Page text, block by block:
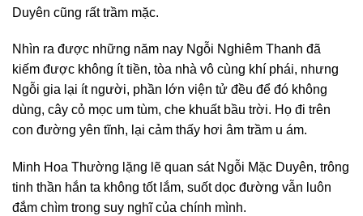
Duyên cũng rất trầm mặc.
Nhìn ra được những năm nay Ngỗi Nghiêm Thanh đã
kiếm được không ít tiền, tòa nhà vô cùng khí phái, nhưng
Ngỗi gia lại ít người, phần lớn viện tử đều để đó không
dùng, cây cỏ mọc um tùm, che khuất bầu trời. Họ đi trên
con đường yên tĩnh, lại cảm thấy hơi âm trầm u ám.
Minh Hoa Thường lặng lẽ quan sát Ngỗi Mặc Duyên, trông
tinh thần hắn ta không tốt lắm, suốt dọc đường vẫn luôn
đắm chìm trong suy nghĩ của chính mình.